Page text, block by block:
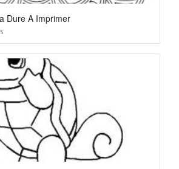
Dure A Imprimer